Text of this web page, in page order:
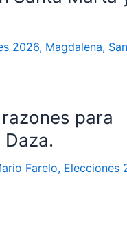
2026, Magdalena,
para
Farelo, Elecciones